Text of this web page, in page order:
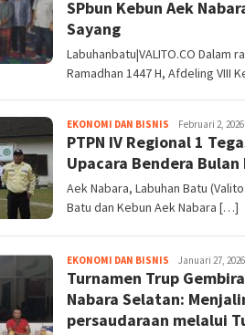
SPbun Kebun Aek
Sayang
Labuhanbatu|VALITO.CO Dalam
Ramadhan 1447 H, Afdeling VIII
EKONOMI DAN BISNIS valito.co
Februari 2, 2026
PTPN IV Regional 1
Upacara Bendera Bulan
Aek Nabara, Labuhan Batu
Batu dan Kebun Aek Nabara […]
EKONOMI DAN BISNIS valito.co
Januari 27, 2026
‎Turnamen Trup
Nabara Selatan:
persaudaraan melalui